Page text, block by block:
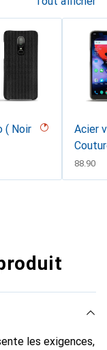
( Noir
Acier
CHF
88.90
les exigences,